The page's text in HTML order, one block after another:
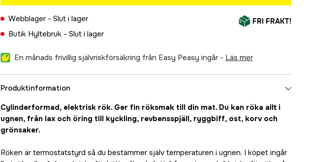
Webblager - Slut i lager
Butik Hyltebruk - Slut i lager
FRI FRAKT!
En månads frivillig självriskförsäkring från Easy Peasy ingår - läs mer
Produktinformation
Cylinderformad, elektrisk rök. Ger fin röksmak till din mat. Du kan röka allt i
ugnen, från lax och öring till kyckling, revbensspjäll, ryggbiff, ost, korv och
grönsaker.
Röken är termostatstyrd så du bestämmer själv temperaturen i ugnen. I köpet ingår